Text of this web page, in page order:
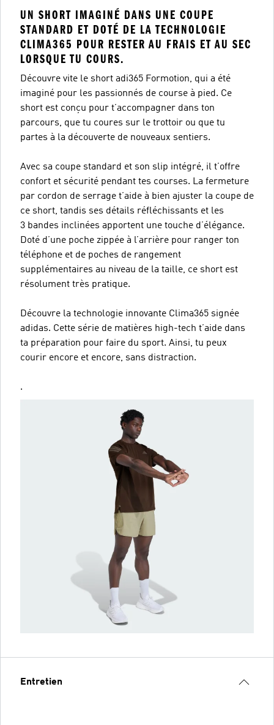
UN SHORT IMAGINÉ DANS UNE COUPE
STANDARD ET DOTÉ DE LA TECHNOLOGIE
CLIMA365 POUR RESTER AU FRAIS ET AU SEC
LORSQUE TU COURS.
Découvre vite le short adi365 Formotion, qui a été
imaginé pour les passionnés de course à pied. Ce
short est conçu pour t’accompagner dans ton
parcours, que tu coures sur le trottoir ou que tu
partes à la découverte de nouveaux sentiers.
Avec sa coupe standard et son slip intégré, il t’offre
confort et sécurité pendant tes courses. La fermeture
par cordon de serrage t’aide à bien ajuster la coupe de
ce short, tandis ses détails réfléchissants et les
3 bandes inclinées apportent une touche d’élégance.
Doté d’une poche zippée à l’arrière pour ranger ton
téléphone et de poches de rangement
supplémentaires au niveau de la taille, ce short est
résolument très pratique.
Découvre la technologie innovante Clima365 signée
adidas. Cette série de matières high-tech t’aide dans
ta préparation pour faire du sport. Ainsi, tu peux
courir encore et encore, sans distraction.
.
Entretien